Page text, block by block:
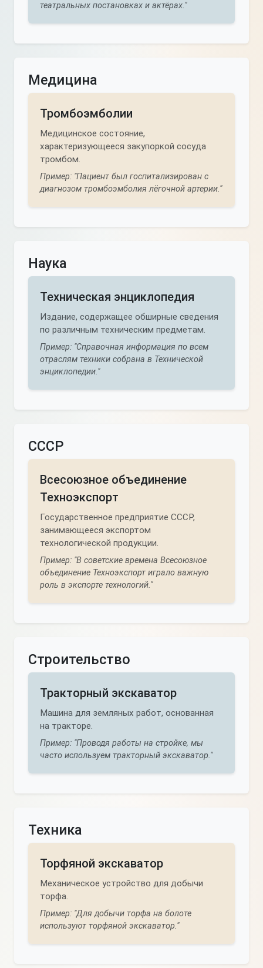
театральных постановках и актёрах."
Медицина
Тромбоэмболии
Медицинское состояние,
характеризующееся закупоркой сосуда
тромбом.
Пример: "Пациент был госпитализирован с
диагнозом тромбоэмболия лёгочной артерии."
Наука
Техническая энциклопедия
Издание, содержащее обширные сведения
по различным техническим предметам.
Пример: "Справочная информация по всем
отраслям техники собрана в Технической
энциклопедии."
СССР
Всесоюзное объединение
Техноэкспорт
Государственное предприятие СССР,
занимающееся экспортом
технологической продукции.
Пример: "В советские времена Всесоюзное
объединение Техноэкспорт играло важную
роль в экспорте технологий."
Строительство
Тракторный экскаватор
Машина для земляных работ, основанная
на тракторе.
Пример: "Проводя работы на стройке, мы
часто используем тракторный экскаватор."
Техника
Торфяной экскаватор
Механическое устройство для добычи
торфа.
Пример: "Для добычи торфа на болоте
используют торфяной экскаватор."